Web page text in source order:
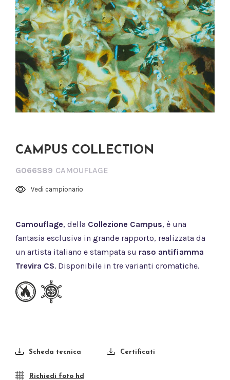
CAMPUS COLLECTION
G066S89 CAMOUFLAGE
Vedi campionario
Camouflage, della Collezione Campus, è una
fantasia esclusiva in grande rapporto, realizzata da
un artista italiano e stampata su raso antifiamma
Trevira CS. Disponibile in tre varianti cromatiche.
Scheda tecnica Certificati
Richiedi foto hd